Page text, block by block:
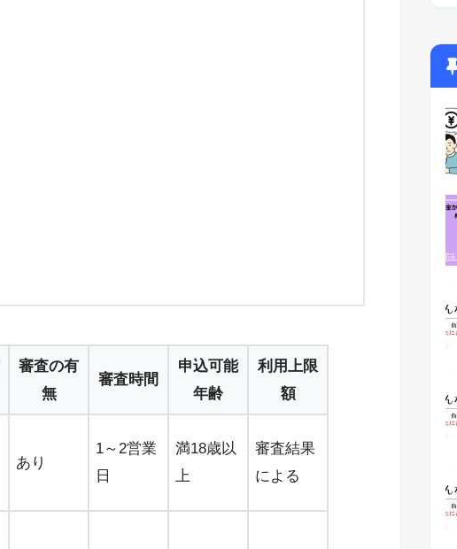
審査の有
無
審査時間
申込可能
年齢
利用上限
額
あり
1～2営業
日
満18歳以
上
審査結果
による